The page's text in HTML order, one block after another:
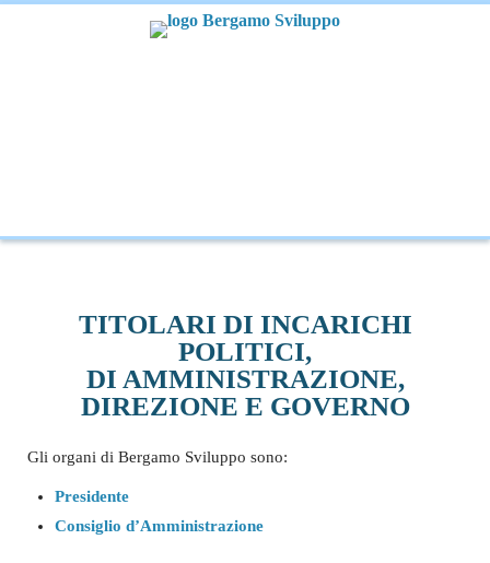
TITOLARI DI INCARICHI
POLITICI,
DI AMMINISTRAZIONE,
DIREZIONE E GOVERNO
Gli organi di Bergamo Sviluppo sono:
Presidente
Consiglio d’Amministrazione